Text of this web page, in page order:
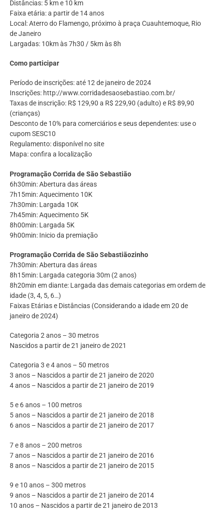
Distâncias: 5 km e 10 km
Faixa etária: a partir de 14 anos
Local: Aterro do Flamengo, próximo à praça Cuauhtemoque, Rio
de Janeiro
Largadas: 10km às 7h30 / 5km às 8h
Como participar
Período de inscrições: até 12 de janeiro de 2024
Inscrições: http://www.corridadesaosebastiao.com.br/
Taxas de inscrição: R$ 129,90 a R$ 229,90 (adulto) e R$ 89,90
(crianças)
Desconto de 10% para comerciários e seus dependentes: use o
cupom SESC10
Regulamento: disponível no site
Mapa: confira a localização
Programação Corrida de São Sebastião
6h30min: Abertura das áreas
7h15min: Aquecimento 10K
7h30min: Largada 10K
7h45min: Aquecimento 5K
8h00min: Largada 5K
9h00min: Inicio da premiação
Programação Corrida de São Sebastiãozinho
7h30min: Abertura das áreas
8h15min: Largada categoria 30m (2 anos)
8h20min em diante: Largada das demais categorias em ordem de
idade (3, 4, 5, 6…)
Faixas Etárias e Distâncias (Considerando a idade em 20 de
janeiro de 2024)
Categoria 2 anos – 30 metros
Nascidos a partir de 21 janeiro de 2021
Categoria 3 e 4 anos – 50 metros
3 anos – Nascidos a partir de 21 janeiro de 2020
4 anos – Nascidos a partir de 21 janeiro de 2019
5 e 6 anos – 100 metros
5 anos – Nascidos a partir de 21 janeiro de 2018
6 anos – Nascidos a partir de 21 janeiro de 2017
7 e 8 anos – 200 metros
7 anos – Nascidos a partir de 21 janeiro de 2016
8 anos – Nascidos a partir de 21 janeiro de 2015
9 e 10 anos – 300 metros
9 anos – Nascidos a partir de 21 janeiro de 2014
10 anos – Nascidos a partir de 21 janeiro de 2013